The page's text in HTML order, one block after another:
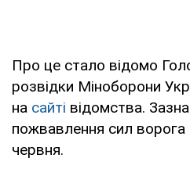
Про це стало відомо
розвідки Міноборони
на сайті відомства.
пожвавлення сил ворога
червня.